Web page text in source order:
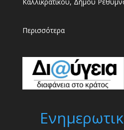
Καλλικρατικού, Δήμου
Περισσότερα